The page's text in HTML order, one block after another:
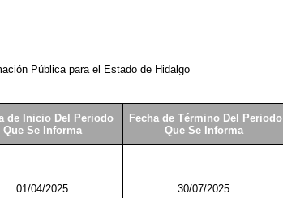
Pública para el Estado de Hidalgo
de Inicio Del Periodo
Que Se Informa
Fecha de Término Del Periodo
Que Se Informa
01/04/2025 30/07/2025